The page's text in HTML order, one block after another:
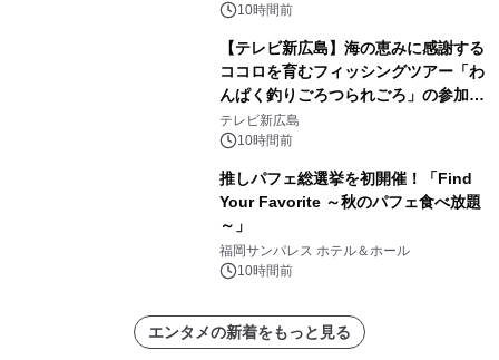
10時間前
【テレビ新広島】海の恵みに感謝する
ココロを育むフィッシングツアー「わ
んぱく釣りごろつられごろ」の参加小
学生を募集
テレビ新広島
10時間前
推しパフェ総選挙を初開催！「Find
Your Favorite ～秋のパフェ食べ放題
～」
福岡サンパレス ホテル＆ホール
10時間前
エンタメの新着をもっと見る